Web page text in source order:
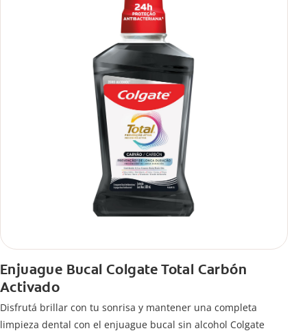
Enjuague Bucal Colgate Total Carbón
Activado
Disfrutá brillar con tu sonrisa y mantener una completa
limpieza dental con el enjuague bucal sin alcohol Colgate